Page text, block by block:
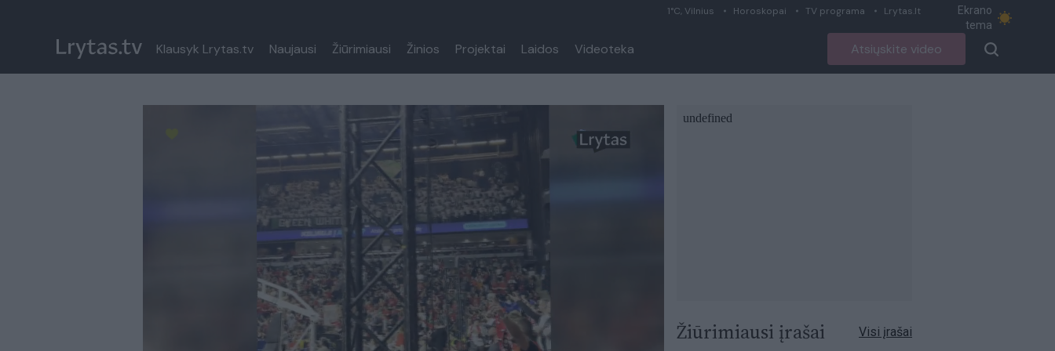
1°C, Vilnius Horoskopai TV programa Lrytas.lt
Ekrano
tema
Klausyk Lrytas.tv Naujausi Žiūrimiausi Žinios Projektai Laidos Videoteka Atsiųskite video
Žiūrimiausi įrašai Visi įrašai